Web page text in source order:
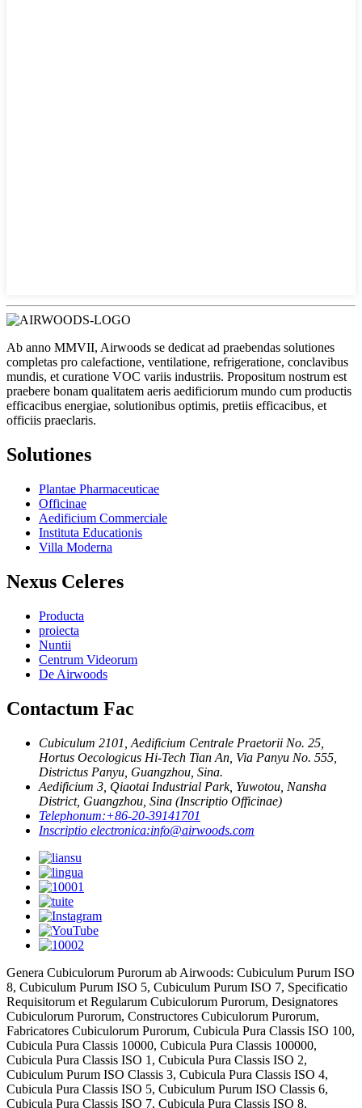
Ab anno MMVII, Airwoods se dedicat ad praebendas solutiones
completas pro calefactione, ventilatione, refrigeratione, conclavibus
mundis, et curatione VOC variis industriis. Propositum nostrum est
praebere bonam qualitatem aeris aedificiorum mundo cum productis
efficacibus energiae, solutionibus optimis, pretiis efficacibus, et
officiis praeclaris.
Solutiones
Plantae Pharmaceuticae
Officinae
Aedificium Commerciale
Instituta Educationis
Villa Moderna
Nexus Celeres
Producta
proiecta
Nuntii
Centrum Videorum
De Airwoods
Contactum Fac
Cubiculum 2101, Aedificium Centrale Praetorii No. 25,
Hortus Oecologicus Hi-Tech Tian An, Via Panyu No. 555,
Districtus Panyu, Guangzhou, Sina.
Aedificium 3, Qiaotai Industrial Park, Yuwotou, Nansha
District, Guangzhou, Sina (Inscriptio Officinae)
Telephonum:+86-20-39141701
Inscriptio electronica:info@airwoods.com
Genera Cubiculorum Purorum ab Airwoods: Cubiculum Purum ISO
8, Cubiculum Purum ISO 5, Cubiculum Purum ISO 7, Specificatio
Requisitorum et Regularum Cubiculorum Purorum, Designatores
Cubiculorum Purorum, Constructores Cubiculorum Purorum,
Fabricatores Cubiculorum Purorum, Cubicula Pura Classis ISO 100,
Cubicula Pura Classis 10000, Cubicula Pura Classis 100000,
Cubicula Pura Classis ISO 1, Cubicula Pura Classis ISO 2,
Cubiculum Purum ISO Classis 3, Cubicula Pura Classis ISO 4,
Cubicula Pura Classis ISO 5, Cubiculum Purum ISO Classis 6,
Cubicula Pura Classis ISO 7, Cubicula Pura Classis ISO 8,